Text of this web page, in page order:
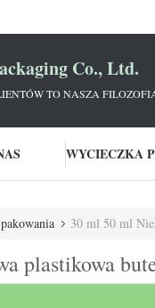
Co., Ltd.
TO NASZA
30 ml 50 ml
plastikowa